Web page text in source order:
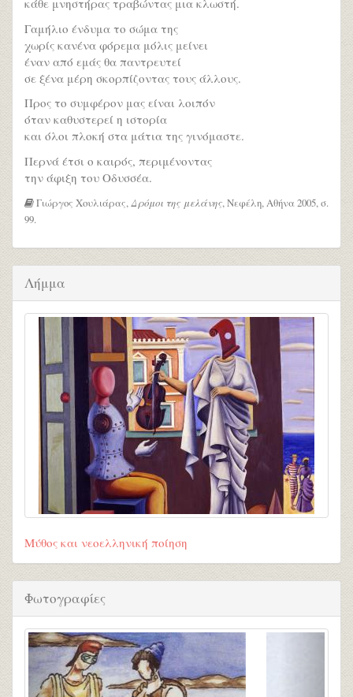
κάθε μνηστήρας τραβώντας μια κλωστή.
Γαμήλιο ένδυμα το σώμα της
χωρίς κανένα φόρεμα μόλις μείνει
έναν από εμάς θα παντρευτεί
σε ξένα μέρη σκορπίζοντας τους άλλους.
Προς το συμφέρον μας είναι λοιπόν
όταν καθυστερεί η ιστορία
και όλοι πλοκή στα μάτια της γινόμαστε.
Περνά έτσι ο καιρός, περιμένοντας
την άφιξη του Οδυσσέα.
Γιώργος Χουλιάρας,Δρόμοι της μελάνης, Νεφέλη, Αθήνα 2005, σ.
99.
Λήμμα
Μύθος και νεοελληνική ποίηση
Φωτογραφίες